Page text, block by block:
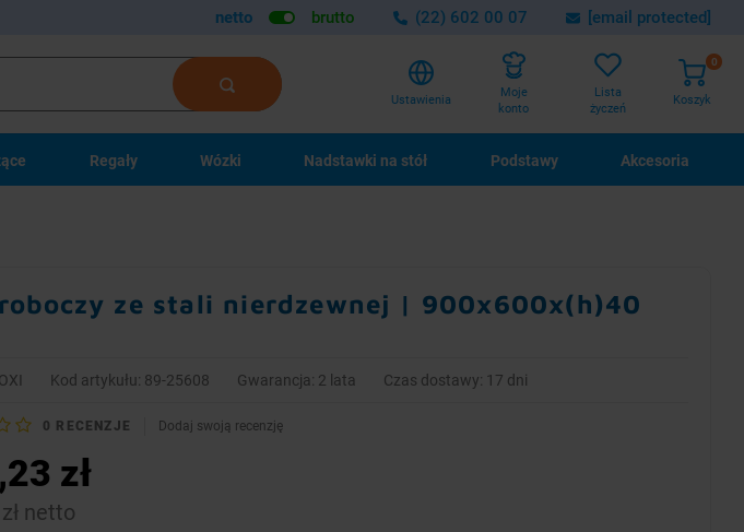
netto brutto (22) 602 00 07 [email protected]
Ustawienia
Moje
konto
Lista
życzeń
Koszyk
0
Regały Wózki Nadstawki na stół Podstawy Akcesoria
ze stali nierdzewnej | 900x600x(h)40
Kod artykułu: 89-25608 Gwarancja: 2 lata Czas dostawy: 17 dni
0 RECENZJE Dodaj swoją recenzję
zł
netto